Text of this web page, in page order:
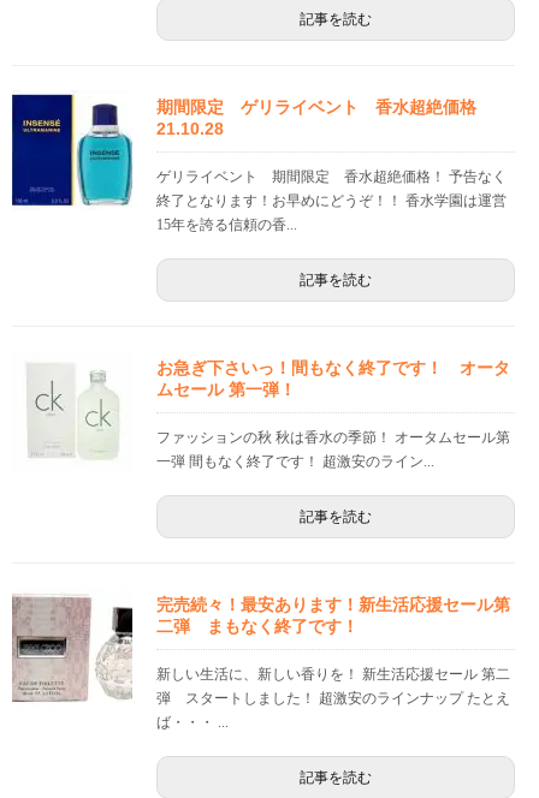
記事を読む
期間限定 ゲリライベント 香水超絶価格
21.10.28
ゲリライベント 期間限定 香水超絶価格！ 予告なく
終了となります！お早めにどうぞ！！ 香水学園は運営
15年を誇る信頼の香...
記事を読む
お急ぎ下さいっ！間もなく終了です！ オータ
ムセール 第一弾！
ファッションの秋 秋は香水の季節！ オータムセール第
一弾 間もなく終了です！ 超激安のライン...
記事を読む
完売続々！最安あります！新生活応援セール第
二弾 まもなく終了です！
新しい生活に、新しい香りを！ 新生活応援セール 第二
弾 スタートしました！ 超激安のラインナップ たとえ
ば・・・ ...
記事を読む